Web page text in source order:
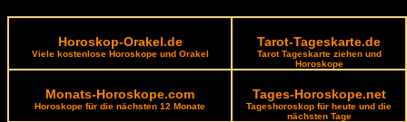
Horoskop-Orakel.de
Viele kostenlose Horoskope und Orakel
Tarot-Tageskarte.de
Tarot Tageskarte ziehen und
Horoskope
Monats-Horoskope.com
Horoskope für die nächsten 12 Monate
Tages-Horoskope.net
Tageshoroskop für heute und die
nächsten Tage